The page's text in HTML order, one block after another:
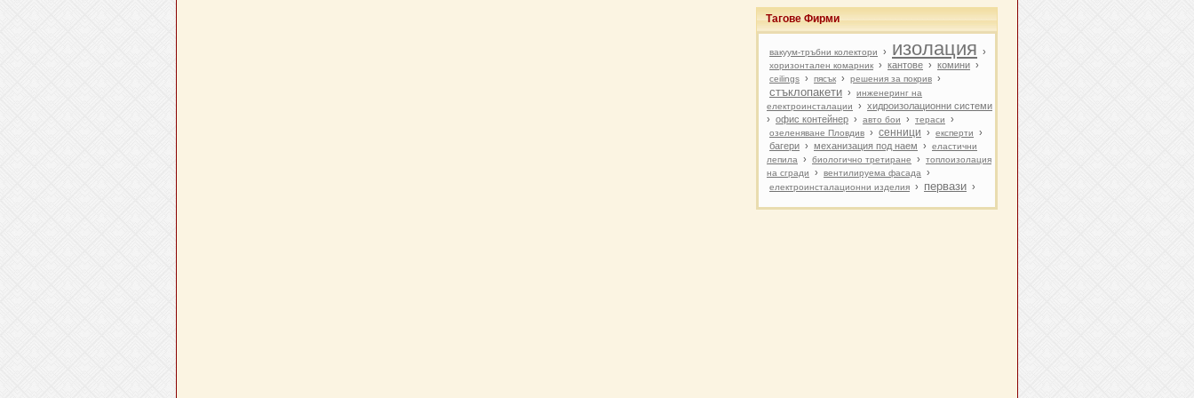
Тагове Фирми
вакуум-тръбни колектори › изолация ›
хоризонтален комарник › кантове › комини ›
ceilings › пясък › решения за покрив ›
стъклопакети ›
инженеринг на
електроинсталации
› хидроизолационни системи
› офис контейнер › авто бои › тераси ›
озеленяване Пловдив › сенници › експерти
›
багери › механизация под наем ›
еластични
лепила
› биологично третиране ›
топлоизолация
на сгради
› вентилируема фасада ›
електроинсталационни изделия › первази ›